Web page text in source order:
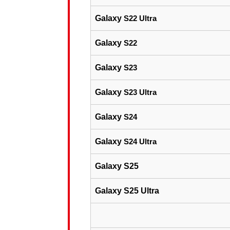
Galaxy S22 Ultra
Galaxy S22
Galaxy S23
Galaxy S23 Ultra
Galaxy S24
Galaxy S24 Ultra
Galaxy S25
Galaxy S25 Ultra